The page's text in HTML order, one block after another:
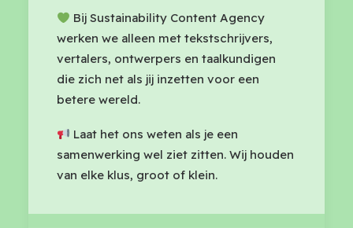
Bij Sustainability Content Agency
werken we alleen met tekstschrijvers,
vertalers, ontwerpers en taalkundigen
die zich net als jij inzetten voor een
betere wereld.
Laat het ons weten als je een
samenwerking wel ziet zitten. Wij houden
van elke klus, groot of klein.